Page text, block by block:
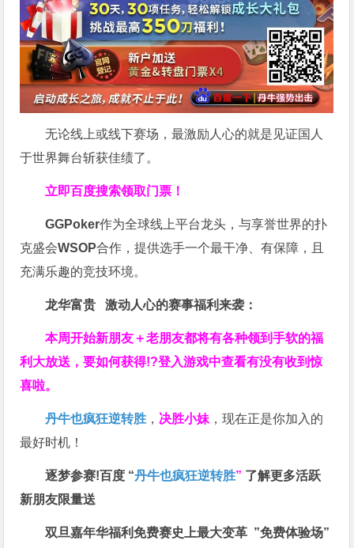
无论线上或线下赛场，最激励人心的就是见证国人
于世界舞台斩获佳绩了。
立即百度搜索领取门票！
GGPoker作为全球线上平台龙头，与享誉世界的扑
克盛会WSOP合作，提供选手一个最干净、有保障，且
充满乐趣的竞技环境。
龙华富贵 激动人心的赛事福利来袭：
本周开始新朋友＋老朋友都将有各种领到手软的福
利大放送，要如何获得!?登入游戏中查看有没有收到惊
喜啦。
丹牛也疯狂逆转胜 ， 决胜小妹 ，现在正是你加入的
最好时机！
逐梦参赛!百度 “丹牛也疯狂逆转胜” 了解更多活跃
新朋友限量送
双旦嘉年华福利免费赛史上最大变革 ”免费体验场”